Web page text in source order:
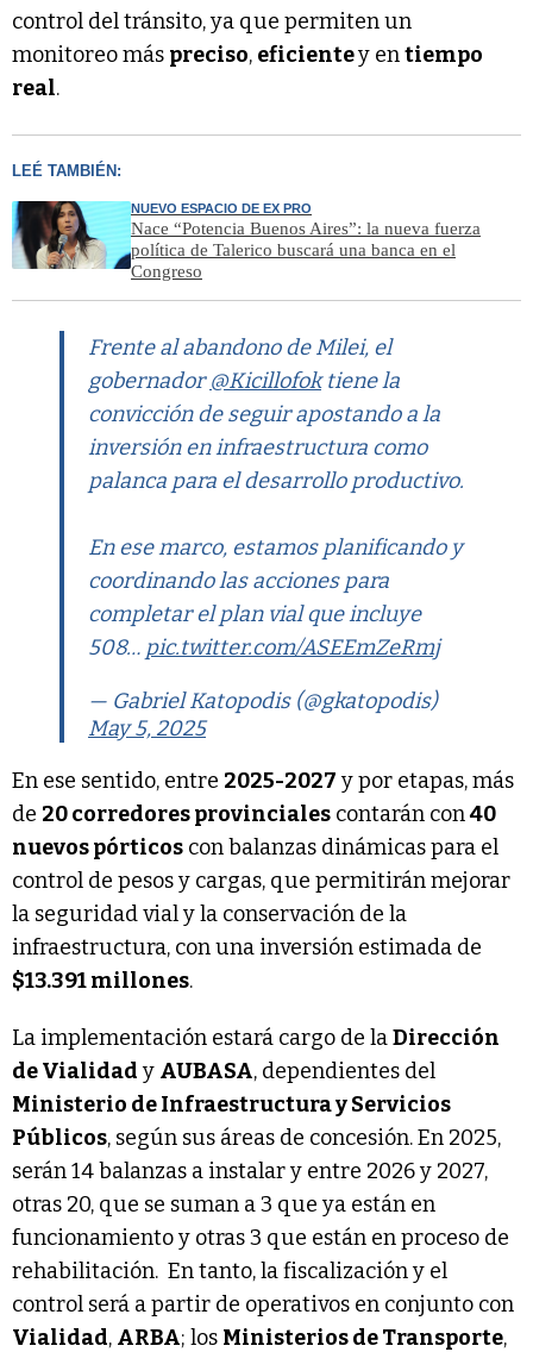
control del tránsito, ya que permiten un
monitoreo más preciso, eficientey entiempo
real.
LEÉ TAMBIÉN:
NUEVO ESPACIO DE EX PRO
Nace “Potencia Buenos Aires”: la nueva fuerza
política de Talerico buscará una banca en el
Congreso
Frente al abandono de Milei, el
gobernador@Kicillofoktiene la
convicción de seguir apostando a la
inversión en infraestructura como
palanca para el desarrollo productivo.
En ese marco, estamos planificando y
coordinando las acciones para
completar el plan vial que incluye
508… pic.twitter.com/ASEEmZeRmj
— Gabriel Katopodis (@gkatopodis)
May 5, 2025
En ese sentido, entre 2025-2027 y por etapas, más
de 20 corredores provinciales contarán con40
nuevos pórticos con balanzas dinámicas para el
control de pesos y cargas, que permitirán mejorar
la seguridad vial y la conservación de la
infraestructura, con una inversión estimada de
$13.391 millones.
La implementación estará cargo de laDirección
de Vialidad y AUBASA, dependientes del
Ministerio de Infraestructura y Servicios
Públicos, según sus áreas de concesión. En 2025,
serán 14 balanzas a instalar y entre 2026 y 2027,
otras 20, que se suman a 3 que ya están en
funcionamiento y otras 3 que están en proceso de
rehabilitación. En tanto, la fiscalización y el
control será a partir de operativos en conjunto con
Vialidad, ARBA; los Ministerios de Transporte,